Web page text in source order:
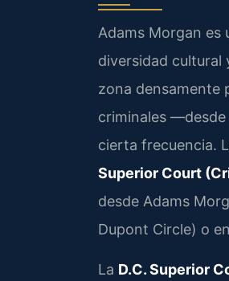
Adams Morgan es
diversidad cultural
zona densamente
criminales
cierta frecuencia.
Superior Court
desde Adams
Dupont Circle) o
La D.C. Superior